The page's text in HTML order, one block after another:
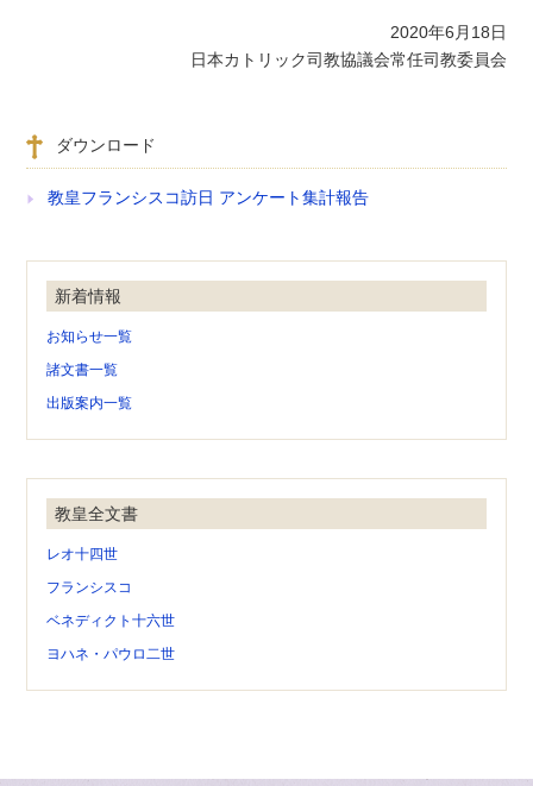
2020年6月18日
日本カトリック司教協議会常任司教委員会
ダウンロード
教皇フランシスコ訪日 アンケート集計報告
新着情報
お知らせ一覧
諸文書一覧
出版案内一覧
教皇全文書
レオ十四世
フランシスコ
ベネディクト十六世
ヨハネ・パウロ二世